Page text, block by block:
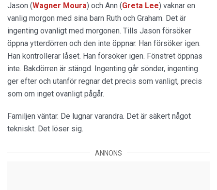
Jason (Wagner Moura) och Ann (Greta Lee) vaknar en
vanlig morgon med sina barn Ruth och Graham. Det är
ingenting ovanligt med morgonen. Tills Jason försöker
öppna ytterdörren och den inte öppnar. Han försöker igen.
Han kontrollerar låset. Han försöker igen. Fönstret öppnas
inte. Bakdörren är stängd. Ingenting går sönder, ingenting
ger efter och utanför regnar det precis som vanligt, precis
som om inget ovanligt pågår.
Familjen väntar. De lugnar varandra. Det är säkert något
tekniskt. Det löser sig.
ANNONS